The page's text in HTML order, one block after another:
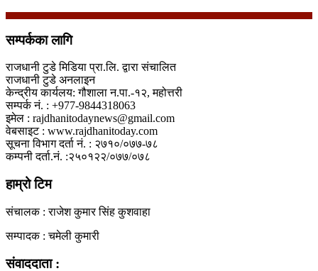
सम्पर्कका लागि
राजधानी टुडे मिडिया प्रा.लि. द्वारा संचालित
राजधानी टुडे अनलाइन
केन्द्रीय कार्यलय: गौशाला न.पा.-१२, महोत्तरी
सम्पर्क नं. : +977-9844318063
इमेल : rajdhanitodaynews@gmail.com
वेबसाइट : www.rajdhanitoday.com
सूचना विभाग दर्ता नं. : २७१०/०७७-७८
कम्पनी दर्ता.नं. :२५०१२२/०७७/०७८
हाम्रो टिम
संचालक : राजेश कुमार सिंह कुशवाहा
सम्पादक : चमेली कुमारी
संवाददाता :